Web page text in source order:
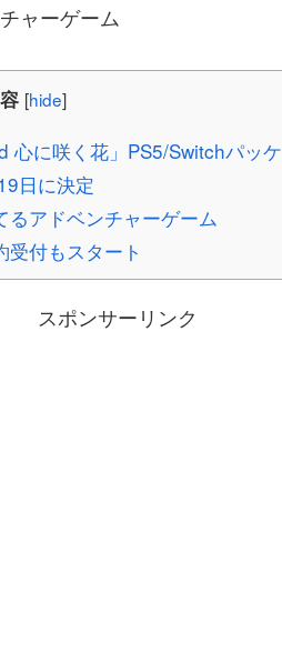
ャーゲーム
[hide]
心に咲く花」PS5/Switchパッケ
日に決定
るアドベンチャーゲーム
付もスタート
スポンサーリンク